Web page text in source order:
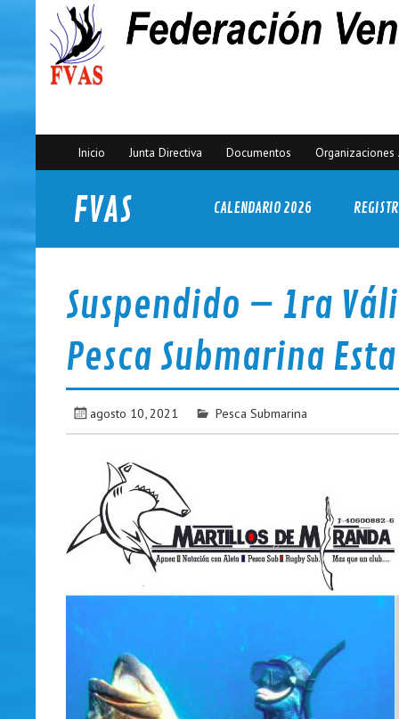
Inicio Junta Directiva Documentos Organizaciones
FVAS
Federación Venezolana de Actividades Subacuáticas
CALENDARIO 2026
Suspendido – 1ra
Pesca Submarina
agosto 10, 2021 Pesca Submarina